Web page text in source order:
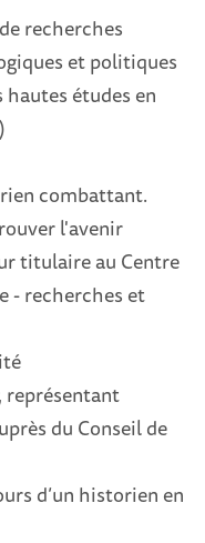
recherches
et politiques
études en
combattant.
l'avenir
titulaire au Centre
- recherches et
représentant
du Conseil de
d’un historien en